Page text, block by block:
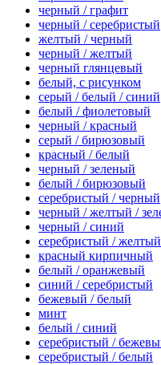
черный / графит
черный / серебристый
желтый / черный
черный / желтый
черный глянцевый
белый, с рисунком
серый / белый / синий
белый / фиолетовый
черный / красный
серый / бирюзовый
красный / белый
черный / зеленый
белый / бирюзовый
серебристый / черный
черный / желтый /
черный / синий
серебристый / желтый
красный кирпичный
белый / оранжевый
синий / серебристый
бежевый / белый
минт
белый / синий
серебристый /
серебристый / белый